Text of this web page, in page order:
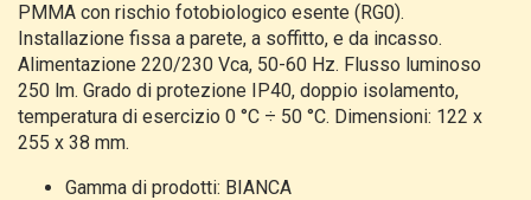
PMMA con rischio fotobiologico esente (RG0).
Installazione fissa a parete, a soffitto, e da incasso.
Alimentazione 220/230 Vca, 50-60 Hz. Flusso luminoso
250 lm. Grado di protezione IP40, doppio isolamento,
temperatura di esercizio 0 °C ÷ 50 °C. Dimensioni: 122 x
255 x 38 mm.
Gamma di prodotti: BIANCA